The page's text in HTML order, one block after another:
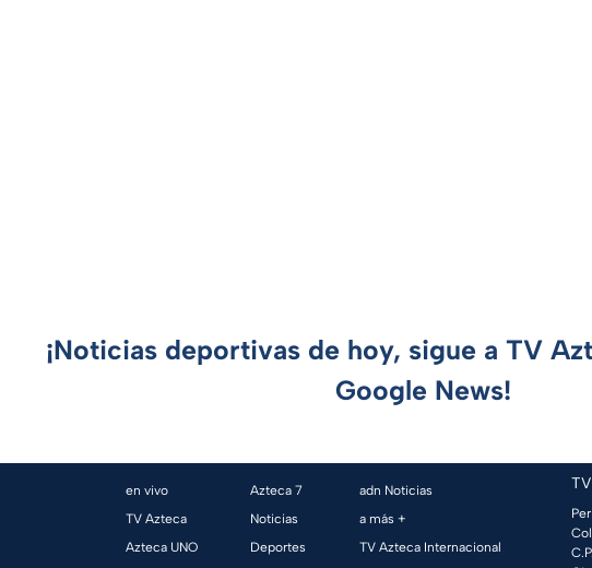
¡Noticias deportivas de hoy, sigue a TV
Google News!
en vivo
TV Azteca
Azteca UNO
Azteca 7
Noticias
Deportes
adn Noticias
a más +
TV Azteca Internacional